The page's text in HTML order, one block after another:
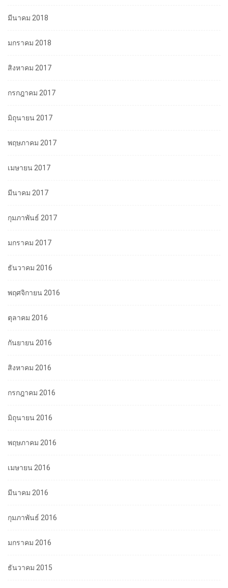
มีนาคม 2018
มกราคม 2018
สิงหาคม 2017
กรกฎาคม 2017
มิถุนายน 2017
พฤษภาคม 2017
เมษายน 2017
มีนาคม 2017
กุมภาพันธ์ 2017
มกราคม 2017
ธันวาคม 2016
พฤศจิกายน 2016
ตุลาคม 2016
กันยายน 2016
สิงหาคม 2016
กรกฎาคม 2016
มิถุนายน 2016
พฤษภาคม 2016
เมษายน 2016
มีนาคม 2016
กุมภาพันธ์ 2016
มกราคม 2016
ธันวาคม 2015